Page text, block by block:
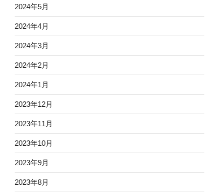
2024年5月
2024年4月
2024年3月
2024年2月
2024年1月
2023年12月
2023年11月
2023年10月
2023年9月
2023年8月